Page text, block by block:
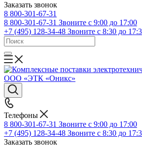
Заказать звонок
8 800-301-67-31
8 800-301-67-31 Звоните с 9:00 до 17:00
+7 (495) 128-34-48 Звоните с 8:30 до
Телефоны
8 800-301-67-31 Звоните с 9:00 до 17:00
+7 (495) 128-34-48 Звоните с 8:30 до
Заказать звонок